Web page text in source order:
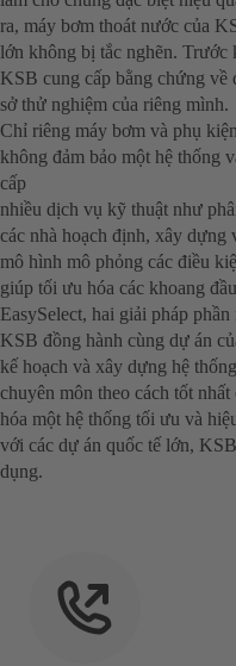
ra, máy bơm thoát nước của
lớn không bị tắc nghẽn.
KSB cung cấp bằng chứng về
sở thử nghiệm của riêng mình.
Chỉ riêng máy bơm và phụ
không đảm bảo một hệ thống
cấp
nhiều dịch vụ kỹ thuật như
các nhà hoạch định, xây dựng
mô hình mô phỏng các điều
giúp tối ưu hóa các khoang
EasySelect, hai giải pháp
KSB đồng hành cùng dự án
kế hoạch và xây dựng hệ
chuyên môn theo cách tốt
hóa một hệ thống tối ưu và
với các dự án quốc tế lớn,
dụng.